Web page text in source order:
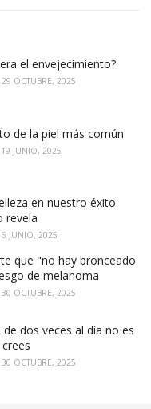
el envejecimiento?
29 OCTUBRE, 2025
de la piel más común
19 JUNIO, 2025
en nuestro éxito
revela
6 JUNIO, 2025
que "no hay bronceado
de melanoma
30 OCTUBRE, 2025
dos veces al día no es
30 OCTUBRE, 2025